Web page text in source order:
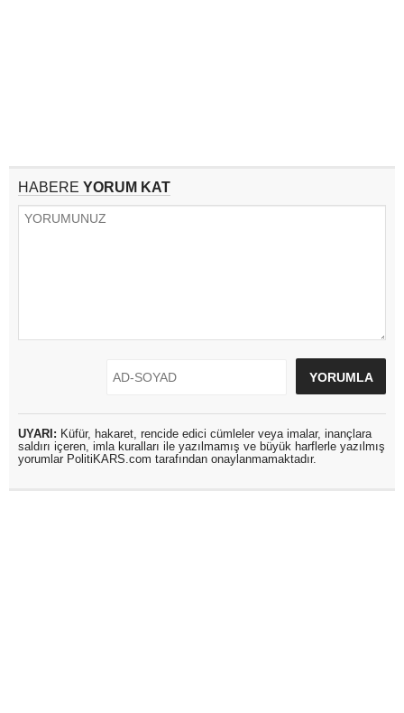
HABERE YORUM KAT
UYARI: Küfür, hakaret, rencide edici cümleler veya imalar, inançlara
saldırı içeren, imla kuralları ile yazılmamış ve büyük harflerle yazılmış
yorumlar PolitiKARS.com tarafından onaylanmamaktadır.